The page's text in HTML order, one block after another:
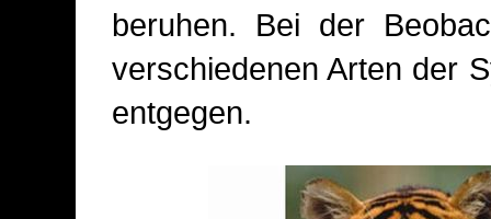
beruhen. Bei der
verschiedenen Arten der
entgegen.